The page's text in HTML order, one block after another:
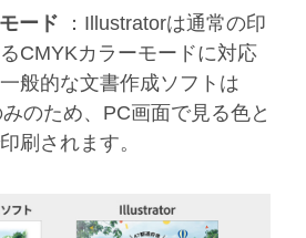
ード ：Illustratorは通常の印
CMYKカラーモードに対応
般的な文書作成ソフトは
のため、PC画面で見る色と
刷されます。